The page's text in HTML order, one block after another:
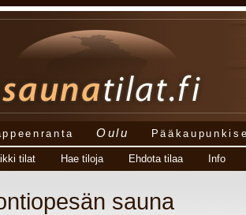
Oulu
tilat Hae tiloja Ehdota tilaa Info
sauna